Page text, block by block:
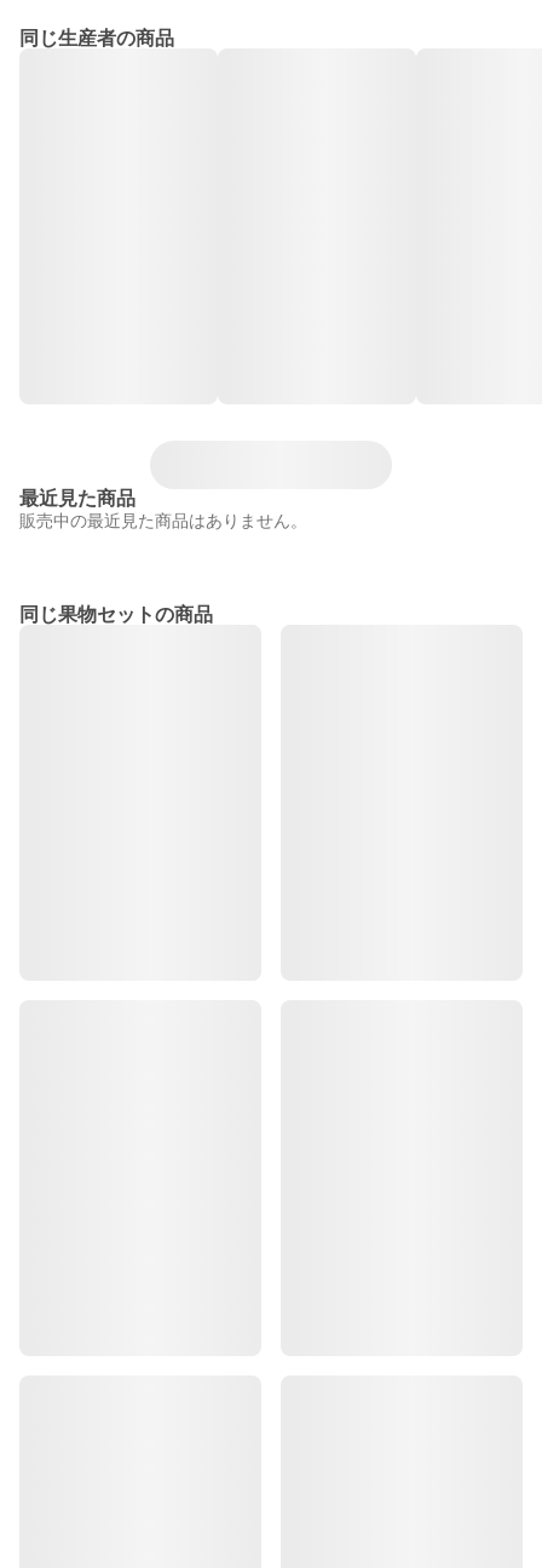
同じ生産者の商品
最近見た商品
販売中の最近見た商品はありません。
同じ果物セットの商品